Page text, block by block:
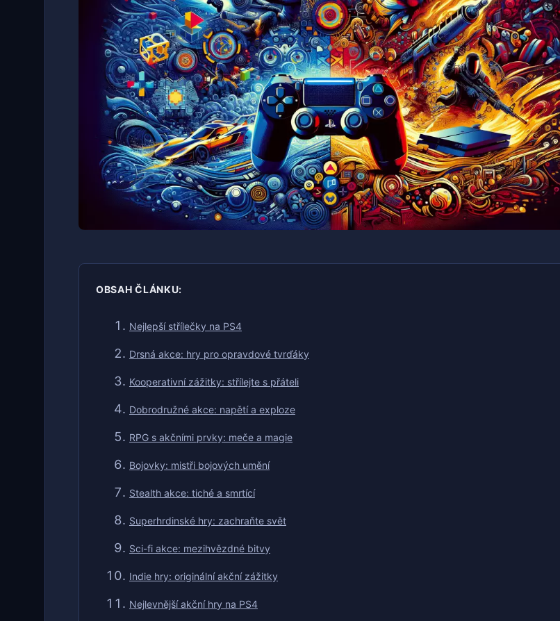
OBSAH ČLÁNKU:
Nejlepší střílečky na PS4
Drsná akce: hry pro opravdové tvrďáky
Kooperativní zážitky: střílejte s přáteli
Dobrodružné akce: napětí a exploze
RPG s akčními prvky: meče a magie
Bojovky: mistři bojových umění
Stealth akce: tiché a smrtící
Superhrdinské hry: zachraňte svět
Sci-fi akce: mezihvězdné bitvy
Indie hry: originální akční zážitky
Nejlevnější akční hry na PS4